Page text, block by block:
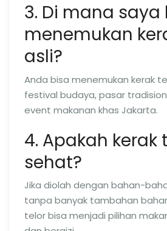
3. Di mana saya
menemukan
asli?
Anda bisa menemukan kerak
festival budaya, pasar
event makanan khas Jakarta.
4. Apakah kerak
sehat?
Jika diolah dengan bahan-
tanpa banyak tambahan
telor bisa menjadi pilihan